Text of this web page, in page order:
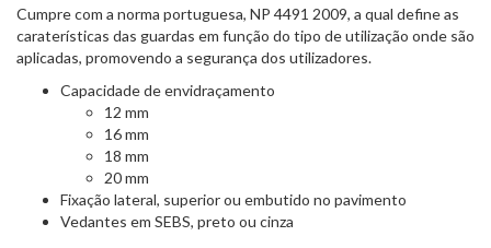
Cumpre com a norma portuguesa, NP 4491 2009, a qual define as
caraterísticas das guardas em função do tipo de utilização onde são
aplicadas, promovendo a segurança dos utilizadores.
Capacidade de envidraçamento
12 mm
16 mm
18 mm
20 mm
Fixação lateral, superior ou embutido no pavimento
Vedantes em SEBS, preto ou cinza